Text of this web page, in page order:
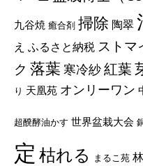
九谷焼 癒合剤 掃除 陶翠
え ふるさと納税 ストマ
ク 落葉 寒冷紗紅葉
り 天凰苑 オンリーワン
超醗酵油かす 世界盆栽大会
定 枯れる まるこ苑